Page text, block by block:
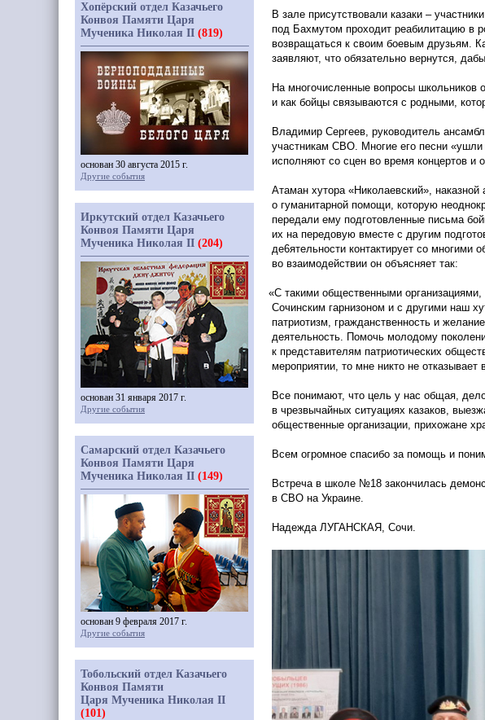
В зале присутствовали казаки –
под Бахмутом проходит реабилитацию в
возвращаться к своим боевым друзьям.
заявляют, что обязательно вернутся,
На многочисленные вопросы школьников
и как бойцы связываются с родными,
Владимир Сергеев, руководитель
участникам СВО. Многие его песни «ушли
исполняют со сцен во время концертов и
Атаман хутора «Николаевский», наказной
о гуманитарной помощи, которую
передали ему подготовленные письма
их на передовую вместе с другим
де6ятельности контактирует со многими
во взаимодействии он объясняет так:
«С такими общественными
Сочинским гарнизоном и с другими наш
патриотизм, гражданственность и
деятельность. Помочь молодому
к представителям патриотических
мероприятии, то мне никто не отказывает
Все понимают, что цель у нас общая,
в чрезвычайных ситуациях казаков,
общественные организации, прихожане
Всем огромное спасибо за помощь и
Встреча в школе №18 закончилась
в СВО на Украине.
Надежда ЛУГАНСКАЯ, Сочи.
Хопёрский отдел Казачьего
Конвоя Памяти Царя
Мученика Николая II (819)
основан 30 августа 2015 г.
Другие события
Иркутский отдел Казачьего
Конвоя Памяти Царя
Мученика Николая II (204)
основан 31 января 2017 г.
Другие события
Самарский отдел Казачьего
Конвоя Памяти Царя
Мученика Николая II (149)
основан 9 февраля 2017 г.
Другие события
Тобольский отдел Казачьего
Конвоя Памяти
Царя Мученика Николая II
(101)